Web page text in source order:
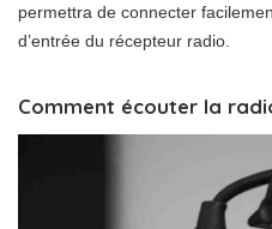
permettra de connecter
d’entrée du récepteur radio.
Comment écouter la